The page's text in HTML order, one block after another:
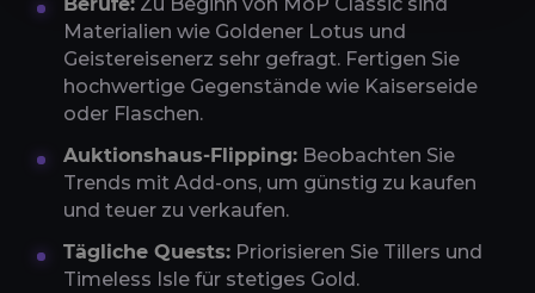
Berufe: Zu Beginn von MoP Classic sind
Materialien wie Goldener Lotus und
Geistereisenerz sehr gefragt. Fertigen Sie
hochwertige Gegenstände wie Kaiserseide
oder Flaschen.
Auktionshaus-Flipping: Beobachten Sie
Trends mit Add-ons, um günstig zu kaufen
und teuer zu verkaufen.
Tägliche Quests: Priorisieren Sie Tillers und
Timeless Isle für stetiges Gold.